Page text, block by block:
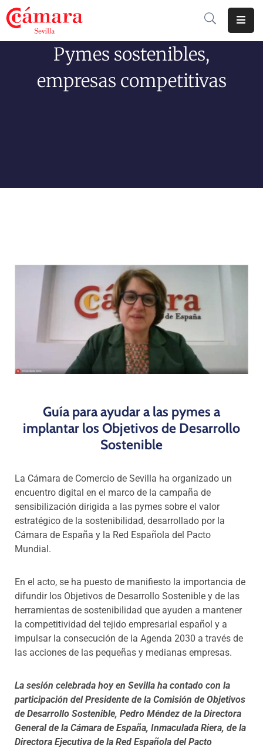
Comercio
Programas
Pymes sostenibles,
empresas competitivas
Guía para ayudar a las pymes a
implantar los Objetivos de Desarrollo
Sostenible
La Cámara de Comercio de Sevilla ha organizado un
encuentro digital en el marco de la campaña de
sensibilización dirigida a las pymes sobre el valor
estratégico de la sostenibilidad, desarrollado por la
Cámara de España y la Red Española del Pacto
Mundial.
En el acto, se ha puesto de manifiesto la importancia de
difundir los Objetivos de Desarrollo Sostenible y de las
herramientas de sostenibilidad que ayuden a mantener
la competitividad del tejido empresarial español y a
impulsar la consecución de la Agenda 2030 a través de
las acciones de las pequeñas y medianas empresas.
La sesión celebrada hoy en Sevilla ha contado con la
participación del Presidente de la Comisión de Objetivos
de Desarrollo Sostenible, Pedro Méndez de la Directora
General de la Cámara de España, Inmaculada Riera, de la
Directora Ejecutiva de la Red Española del Pacto